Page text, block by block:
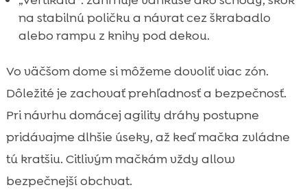
na stabilnú poličku a návrat cez škrabadlo
alebo rampu z knihy pod dekou.
Vo väčšom dome si môžeme dovoliť viac zón.
Dôležité je zachovať prehľadnosť a bezpečnosť.
Pri návrhu domácej agility dráhy postupne
pridávajme dlhšie úseky, až keď mačka zvládne
tú kratšiu. Citlivým mačkám vždy allow
bezpečnejší obchvat.